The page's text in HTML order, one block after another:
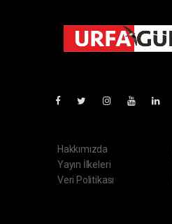
Hakkımızda
Yayın İlkeleri
Veri Politikası